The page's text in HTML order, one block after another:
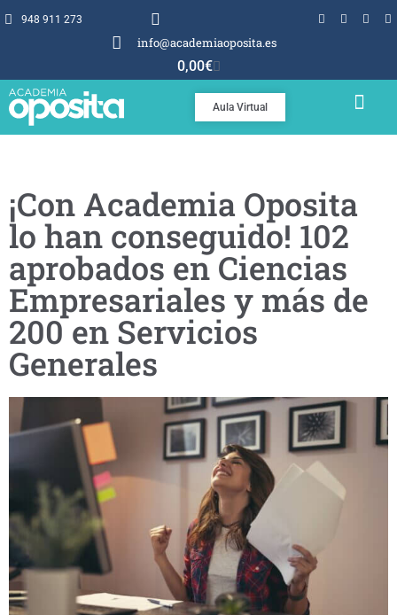
948 911 273
info@academiaoposita.es
0,00€
Aula Virtual
¡Con Academia Oposita
lo han conseguido! 102
aprobados en Ciencias
Empresariales y más de
200 en Servicios
Generales